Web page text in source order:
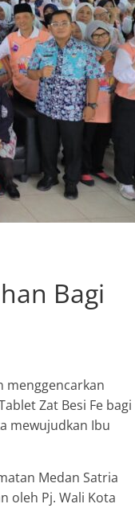
Bagi
menggencarkan
Zat Besi Fe bagi
mewujudkan Ibu
Medan Satria
oleh Pj. Wali Kota